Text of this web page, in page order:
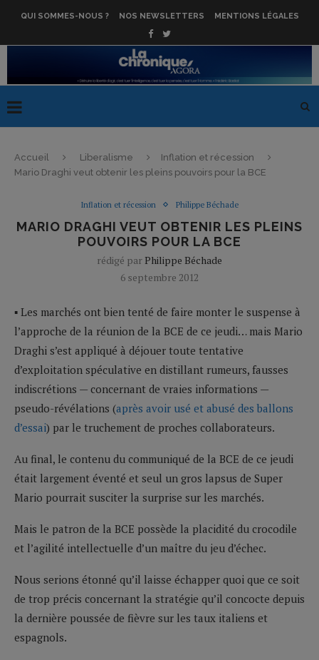
QUI SOMMES-NOUS ? NOS NEWSLETTERS MENTIONS LÉGALES
Accueil Liberalisme
Inflation et récession
Mario Draghi veut obtenir les pleins pouvoirs pour la BCE
Inflation et récession Philippe Béchade
MARIO DRAGHI VEUT OBTENIR LES PLEINS
POUVOIRS POUR LA BCE
rédigé par Philippe Béchade
6 septembre 2012
▪ Les marchés ont bien tenté de faire monter le suspense à
l’approche de la réunion de la BCE de ce jeudi… mais Mario
Draghi s’est appliqué à déjouer toute tentative
d’exploitation spéculative en distillant rumeurs, fausses
indiscrétions — concernant de vraies informations —
pseudo-révélations (après avoir usé et abusé des ballons
d’essai) par le truchement de proches collaborateurs.
Au final, le contenu du communiqué de la BCE de ce jeudi
était largement éventé et seul un gros lapsus de Super
Mario pourrait susciter la surprise sur les marchés.
Mais le patron de la BCE possède la placidité du crocodile
et l’agilité intellectuelle d’un maître du jeu d’échec.
Nous serions étonné qu’il laisse échapper quoi que ce soit
de trop précis concernant la stratégie qu’il concocte depuis
la dernière poussée de fièvre sur les taux italiens et
espagnols.